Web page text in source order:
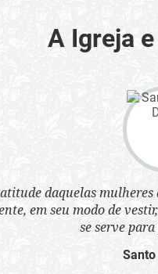
A Igreja
daquelas
em seu modo de
se serve
Santo